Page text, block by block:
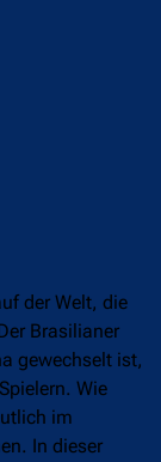
der Welt, die
Brasilianer
gewechselt ist,
Wie
im
In dieser